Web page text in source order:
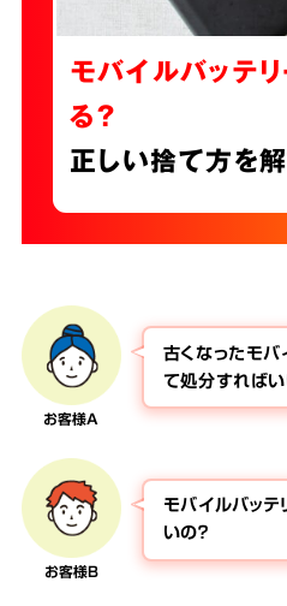
モバイルバッテ
る？
正しい捨て方を
お客様A
古くなったモバ
て処分すれば
お客様B
モバイルバッ
いの？